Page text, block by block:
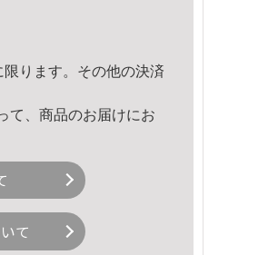
ります。その他の決済
て、商品のお届けにお
て